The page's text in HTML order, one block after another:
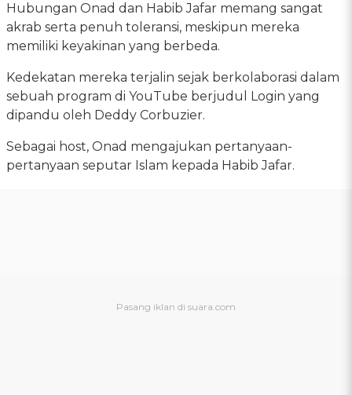
Hubungan Onad dan Habib Jafar memang sangat
akrab serta penuh toleransi, meskipun mereka
memiliki keyakinan yang berbeda.
Kedekatan mereka terjalin sejak berkolaborasi dalam
sebuah program di YouTube berjudul Login yang
dipandu oleh Deddy Corbuzier.
Sebagai host, Onad mengajukan pertanyaan-
pertanyaan seputar Islam kepada Habib Jafar.